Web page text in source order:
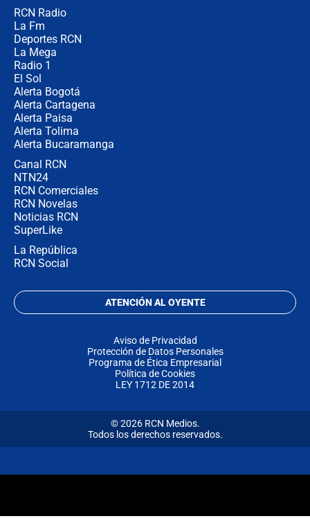
RCN Radio
La Fm
Deportes RCN
La Mega
Radio 1
El Sol
Alerta Bogotá
Alerta Cartagena
Alerta Paisa
Alerta Tolima
Alerta Bucaramanga
Canal RCN
NTN24
RCN Comerciales
RCN Novelas
Noticias RCN
SuperLike
La República
RCN Social
ATENCIÓN AL OYENTE
Aviso de Privacidad
Protección de Datos Personales
Programa de Ética Empresarial
Política de Cookies
LEY 1712 DE 2014
© 2026 RCN Medios.
Todos los derechos reservados.